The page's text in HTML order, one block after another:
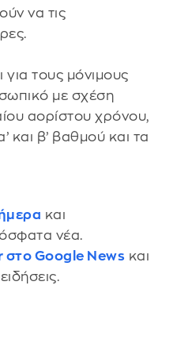
να τις
τους μόνιμους
με σχέση
αορίστου χρόνου,
και β’ βαθμού και τα
και
νέα.
στο Google News και